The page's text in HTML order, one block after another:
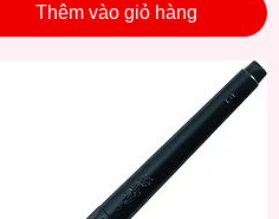
Thêm vào giỏ hàng